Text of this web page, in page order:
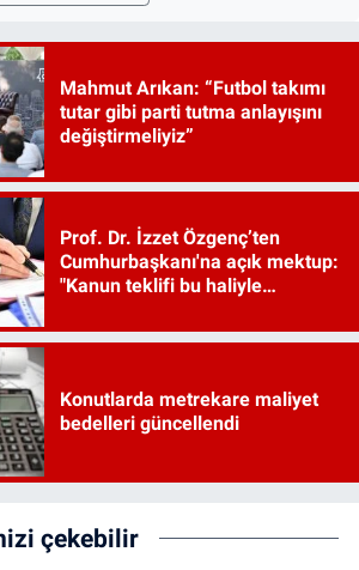
Mahmut Arıkan: “Futbol takımı
tutar gibi parti tutma anlayışını
değiştirmeliyiz”
Prof. Dr. İzzet Özgenç’ten
Cumhurbaşkanı'na açık mektup:
"Kanun teklifi bu haliyle
Konutlarda metrekare maliyet
bedelleri güncellendi
çekebilir